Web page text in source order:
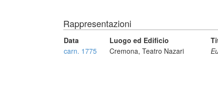
Rappresentazioni
Data Luogo ed Edificio
carn. 1775
Cremona, Teatro Nazari